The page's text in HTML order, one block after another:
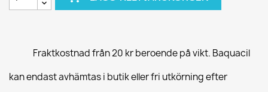
Fraktkostnad från 20 kr beroende på vikt. Baquacil
kan endast avhämtas i butik eller fri utkörning efter